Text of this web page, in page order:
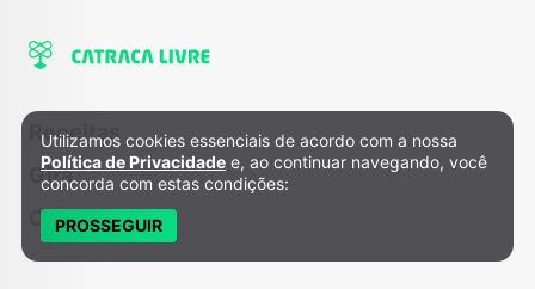
Receitas
Gira
Colunistas
Política de Privacidade e Cookies
Utilizamos cookies essenciais de acordo com a nossa
Política de Privacidade e, ao continuar navegando, você
concorda com estas condições:
PROSSEGUIR